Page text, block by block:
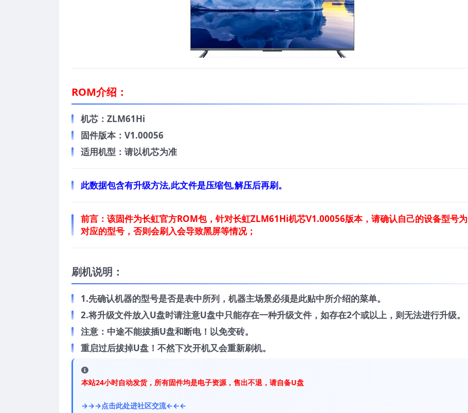
ROM介绍：
机芯：ZLM61Hi
固件版本：V1.00056
适用机型：请以机芯为准
此数据包含有升级方法,此文件是压缩包,解压后再刷。
前言： 该固件为长虹官方ROM包，针对长虹ZLM61Hi机芯V1.00056版本，请确认自己的设备型号为
对应的型号，否则会刷入会导致黑屏等情况；
刷机说明：
1.先确认机器的型号是否是表中所列，机器主场景必须是此贴中所介绍的菜单。
2.将升级文件放入U盘时请注意U盘中只能存在一种升级文件，如存在2个或以上，则无法进行升级。
注意：中途不能拔插U盘和断电！以免变砖。
重启过后拔掉U盘！不然下次开机又会重新刷机。
本站24小时自动发货，所有固件均是电子资源，售出不退，请自备U盘
→→→点击此处进社区交流←←←